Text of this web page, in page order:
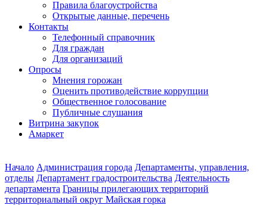
Правила благоустройства
Открытые данные, перечень
Контакты
Телефонный справочник
Для граждан
Для организаций
Опросы
Мнения горожан
Оценить противодействие коррупции
Общественное голосование
Публичные слушания
Витрина закупок
Амаркет
Начало Администрация города Департаменты, управления,
отделы Департамент градостроительства Деятельность
департамента Границы прилегающих территорий
территориальный округ Майская горка